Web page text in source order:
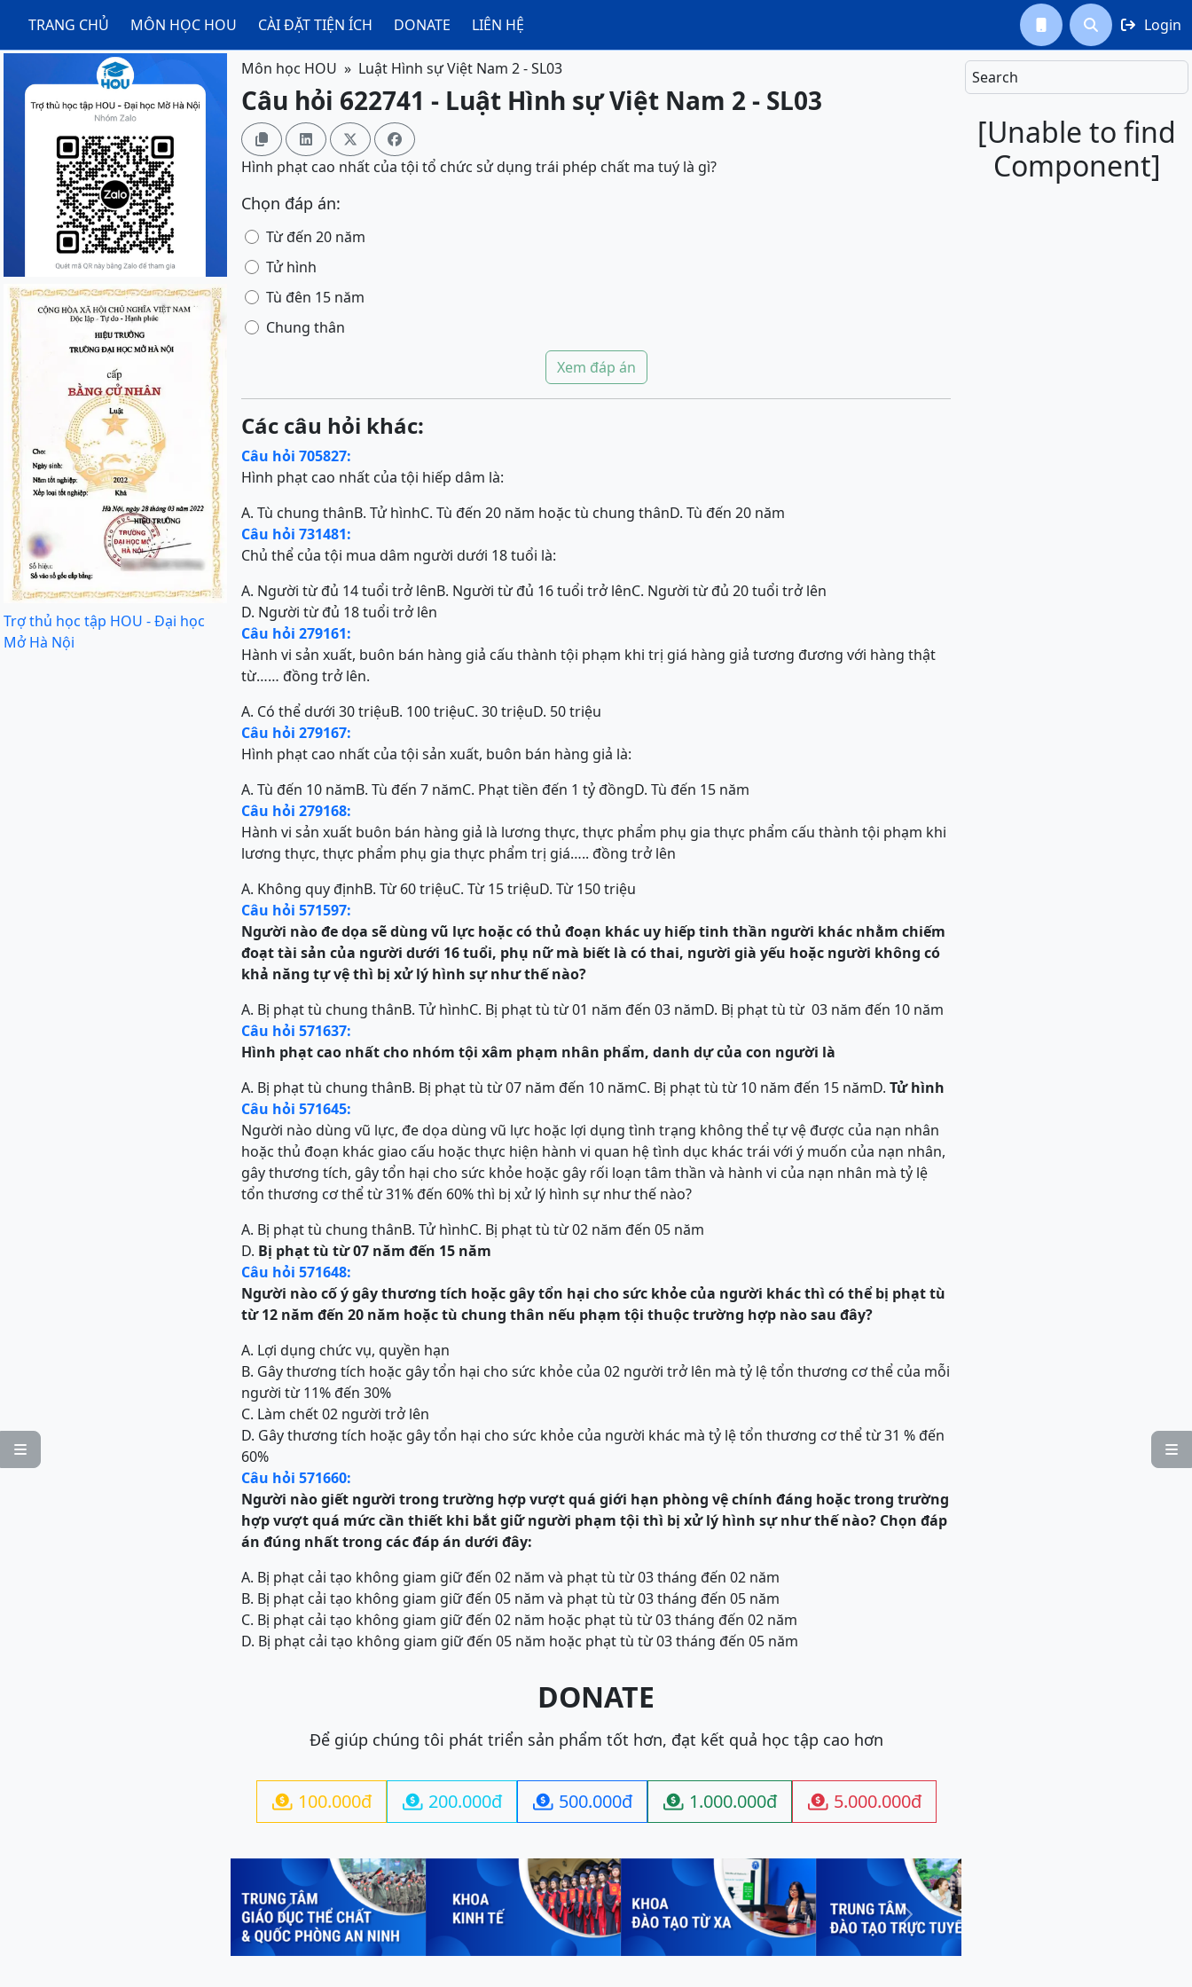
TRANG CHỦ MÔN HỌC HOU CÀI ĐẶT TIỆN ÍCH DONATE LIÊN HỆ   Login

Search
[Unable to find
Component]

Trợ thủ học tập HOU - Đại học
Mở Hà Nội
Môn học HOU Luật Hình sự Việt Nam 2 - SL03
Câu hỏi 622741 - Luật Hình sự Việt Nam 2 - SL03
   
Hình phạt cao nhất của tội tổ chức sử dụng trái phép chất ma tuý là gì?
Chọn đáp án:
Từ đến 20 năm
Tử hình
Tù đên 15 năm
Chung thân
Xem đáp án
Các câu hỏi khác:
Câu hỏi 705827:
Hình phạt cao nhất của tội hiếp dâm là:
A. Tù chung thânB. Tử hìnhC. Tù đến 20 năm hoặc tù chung thânD. Tù đến 20 năm
Câu hỏi 731481:
Chủ thể của tội mua dâm người dưới 18 tuổi là:
A. Người từ đủ 14 tuổi trở lênB. Người từ đủ 16 tuổi trở lênC. Người từ đủ 20 tuổi trở lên
D. Người từ đủ 18 tuổi trở lên
Câu hỏi 279161:
Hành vi sản xuất, buôn bán hàng giả cấu thành tội phạm khi trị giá hàng giả tương đương với hàng thật
từ…… đồng trở lên.
A. Có thể dưới 30 triệuB. 100 triệuC. 30 triệuD. 50 triệu
Câu hỏi 279167:
Hình phạt cao nhất của tội sản xuất, buôn bán hàng giả là:
A. Tù đến 10 nămB. Tù đến 7 nămC. Phạt tiền đến 1 tỷ đồngD. Tù đến 15 năm
Câu hỏi 279168:
Hành vi sản xuất buôn bán hàng giả là lương thực, thực phẩm phụ gia thực phẩm cấu thành tội phạm khi
lương thực, thực phẩm phụ gia thực phẩm trị giá….. đồng trở lên
A. Không quy địnhB. Từ 60 triệuC. Từ 15 triệuD. Từ 150 triệu
Câu hỏi 571597:
Người nào đe dọa sẽ dùng vũ lực hoặc có thủ đoạn khác uy hiếp tinh thần người khác nhằm chiếm
đoạt tài sản của người dưới 16 tuổi, phụ nữ mà biết là có thai, người già yếu hoặc người không có
khả năng tự vệthì bị xử lý hình sự như thế nào?
A. Bị phạt tù chung thânB. Tử hìnhC. Bị phạt tù từ 01 năm đến 03 nămD. Bị phạt tù từ 03 năm đến 10 năm
Câu hỏi 571637:
Hình phạt cao nhất cho nhóm tội xâm phạm nhân phẩm, danh dự của con người là
A. Bị phạt tù chung thânB. Bị phạt tù từ 07 năm đến 10 nămC. Bị phạt tù từ 10 năm đến 15 nămD. Tử hình
Câu hỏi 571645:
Người nào dùng vũ lực, đe dọa dùng vũ lực hoặc lợi dụng tình trạng không thể tự vệ được của nạn nhân
hoặc thủ đoạn khác giao cấu hoặc thực hiện hành vi quan hệ tình dục khác trái với ý muốn của nạn nhân,
gây thương tích, gây tổn hại cho sức khỏe hoặc gây rối loạn tâm thần và hành vi của nạn nhân mà tỷ lệ
tổn thương cơ thể từ 31% đến 60% thì bị xử lý hình sự như thế nào?
A. Bị phạt tù chung thânB. Tử hìnhC. Bị phạt tù từ 02 năm đến 05 năm
D. Bị phạt tù từ 07 năm đến 15 năm
Câu hỏi 571648:
Người nào cố ý gây thương tích hoặc gây tổn hại cho sức khỏe của người khác thì có thể bị phạt tù
từ 12 năm đến 20 năm hoặc tù chung thân nếu phạm tội thuộc trường hợp nào sau đây?
A. Lợi dụng chức vụ, quyền hạn
B. Gây thương tích hoặc gây tổn hại cho sức khỏe của 02 người trở lên mà tỷ lệ tổn thương cơ thể của mỗi
người từ 11% đến 30%
C. Làm chết 02 người trở lên
D. Gây thương tích hoặc gây tổn hại cho sức khỏe của người khác mà tỷ lệ tổn thương cơ thể từ 31 % đến
60%
Câu hỏi 571660:
Người nào giết người trong trường hợp vượt quá giới hạn phòng vệ chính đáng hoặc trong trường
hợp vượt quá mức cần thiết khi bắt giữ người phạm tội thì bị xử lý hình sự như thế nào? Chọn đáp
án đúng nhất trong các đáp án dưới đây:
A. Bị phạt cải tạo không giam giữ đến 02 năm và phạt tù từ 03 tháng đến 02 năm
B. Bị phạt cải tạo không giam giữ đến 05 năm và phạt tù từ 03 tháng đến 05 năm
C. Bị phạt cải tạo không giam giữ đến 02 năm hoặc phạt tù từ 03 tháng đến 02 năm
D. Bị phạt cải tạo không giam giữ đến 05 năm hoặc phạt tù từ 03 tháng đến 05 năm
DONATE
Để giúp chúng tôi phát triển sản phẩm tốt hơn, đạt kết quả học tập cao hơn
 100.000đ  200.000đ  500.000đ  1.000.000đ  5.000.000đ
Previous Next